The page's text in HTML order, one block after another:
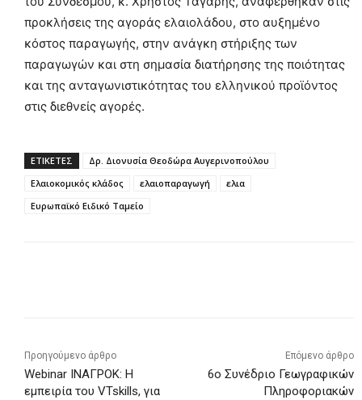
προκλήσεις της αγοράς ελαιολάδου, στο αυξημένο
κόστος παραγωγής, στην ανάγκη στήριξης των
παραγωγών και στη σημασία διατήρησης της ποιότητας
και της ανταγωνιστικότητας του ελληνικού προϊόντος
στις διεθνείς αγορές.
ΕΤΙΚΕΤΕΣ
Δρ. Διονυσία Θεοδώρα Αυγερινοπούλου
Ελαιοκομικός κλάδος
ελαιοπαραγωγή
ελια
Ευρωπαϊκό Ειδικό Ταμείο
Προηγούμενο άρθρο
Webinar ΙΝΑΓΡΟΚ: Η
εμπειρία του VTskills, για
Επόμενο άρθρο
6ο Συνέδριο Γεωγραφικών
Πληροφοριακών